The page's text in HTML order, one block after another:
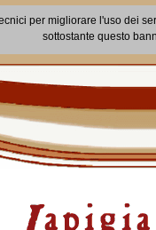
per migliorare l'uso dei
sottostante questo